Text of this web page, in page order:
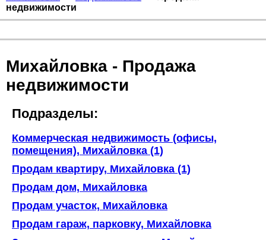
недвижимости
Михайловка - Продажа
недвижимости
Подразделы:
Коммерческая недвижимость (офисы,
помещения), Михайловка (1)
Продам квартиру, Михайловка (1)
Продам дом, Михайловка
Продам участок, Михайловка
Продам гараж, парковку, Михайловка